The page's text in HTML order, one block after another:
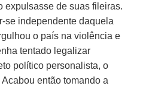
expulsasse de suas fileiras.
se independente daquela
o país na violência e
tentado legalizar
político personalista, o
então tomando a